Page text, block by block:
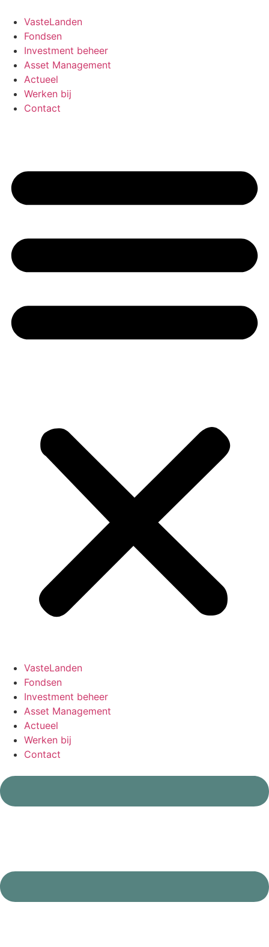
naar
inhoud
VasteLanden
Fondsen
Investment beheer
Asset Management
Actueel
Werken bij
Contact
VasteLanden
Fondsen
Investment beheer
Asset Management
Actueel
Werken bij
Contact